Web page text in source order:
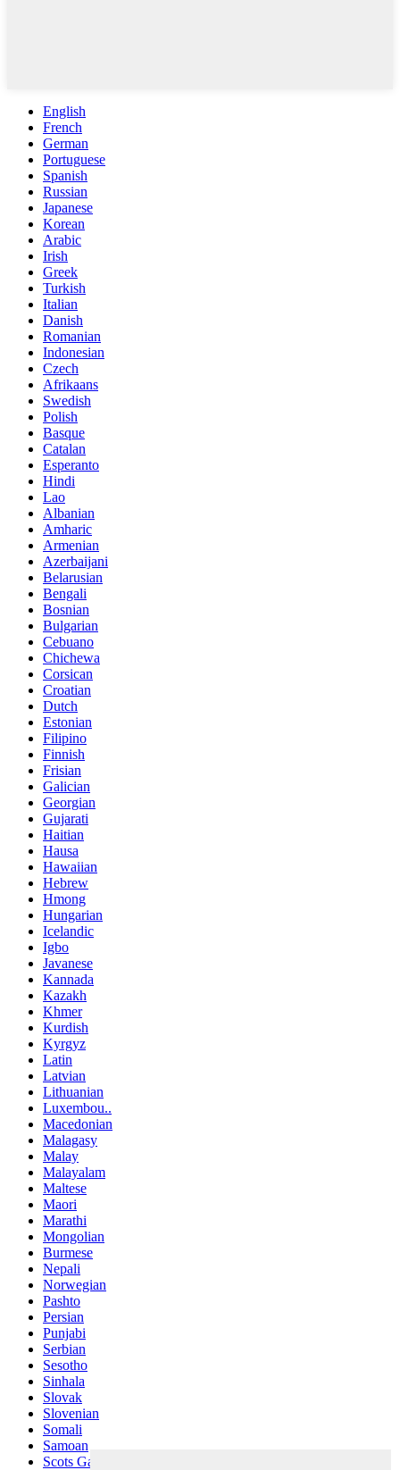
English
French
German
Portuguese
Spanish
Russian
Japanese
Korean
Arabic
Irish
Greek
Turkish
Italian
Danish
Romanian
Indonesian
Czech
Afrikaans
Swedish
Polish
Basque
Catalan
Esperanto
Hindi
Lao
Albanian
Amharic
Armenian
Azerbaijani
Belarusian
Bengali
Bosnian
Bulgarian
Cebuano
Chichewa
Corsican
Croatian
Dutch
Estonian
Filipino
Finnish
Frisian
Galician
Georgian
Gujarati
Haitian
Hausa
Hawaiian
Hebrew
Hmong
Hungarian
Icelandic
Igbo
Javanese
Kannada
Kazakh
Khmer
Kurdish
Kyrgyz
Latin
Latvian
Lithuanian
Luxembou..
Macedonian
Malagasy
Malay
Malayalam
Maltese
Maori
Marathi
Mongolian
Burmese
Nepali
Norwegian
Pashto
Persian
Punjabi
Serbian
Sesotho
Sinhala
Slovak
Slovenian
Somali
Samoan
Scots Gaelic